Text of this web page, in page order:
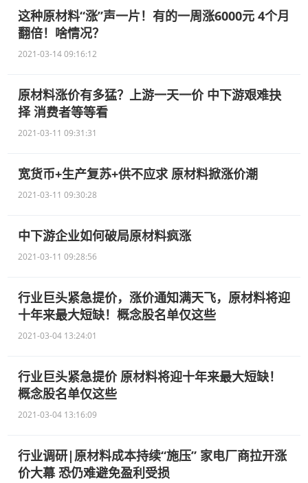
这种原材料“涨”声一片！有的一周涨6000元 4个月
翻倍！啥情况？
2021-03-14 09:16:12
原材料涨价有多猛？上游一天一价 中下游艰难抉
择 消费者等等看
2021-03-11 09:31:31
宽货币+生产复苏+供不应求 原材料掀涨价潮
2021-03-11 09:30:28
中下游企业如何破局原材料疯涨
2021-03-11 09:28:56
行业巨头紧急提价，涨价通知满天飞，原材料将迎
十年来最大短缺！概念股名单仅这些
2021-03-04 13:24:01
行业巨头紧急提价 原材料将迎十年来最大短缺！
概念股名单仅这些
2021-03-04 13:16:09
行业调研|原材料成本持续“施压” 家电厂商拉开涨
价大幕 恐仍难避免盈利受损